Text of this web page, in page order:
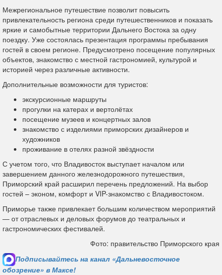
Межрегиональное путешествие позволит повысить
привлекательность региона среди путешественников и показать
яркие и самобытные территории Дальнего Востока за одну
поездку. Уже состоялась презентация программы пребывания
гостей в своем регионе. Предусмотрено посещение популярных
объектов, знакомство с местной гастрономией, культурой и
историей через различные активности.
Дополнительные возможности для туристов:
экскурсионные маршруты
прогулки на катерах и вертолётах
посещение музеев и концертных залов
знакомство с изделиями приморских дизайнеров и
художников
проживание в отелях разной звёздности
С учетом того, что Владивосток выступает началом или
завершением данного железнодорожного путешествия,
Приморский край расширил перечень предложений. На выбор
гостей – эконом, комфорт и VIP-знакомство с Владивостоком.
Приморье также привлекает большим количеством мероприятий
— от отраслевых и деловых форумов до театральных и
гастрономических фестивалей.
Фото: правительство Приморского края
Подписывайтесь на канал «Дальневосточное
обозрение» в Максе!